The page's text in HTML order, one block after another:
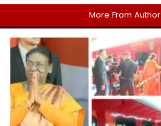
More From Author